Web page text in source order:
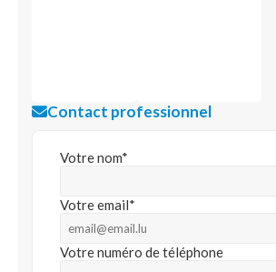
Contact professionnel
Votre nom*
Votre email*
Votre numéro de téléphone